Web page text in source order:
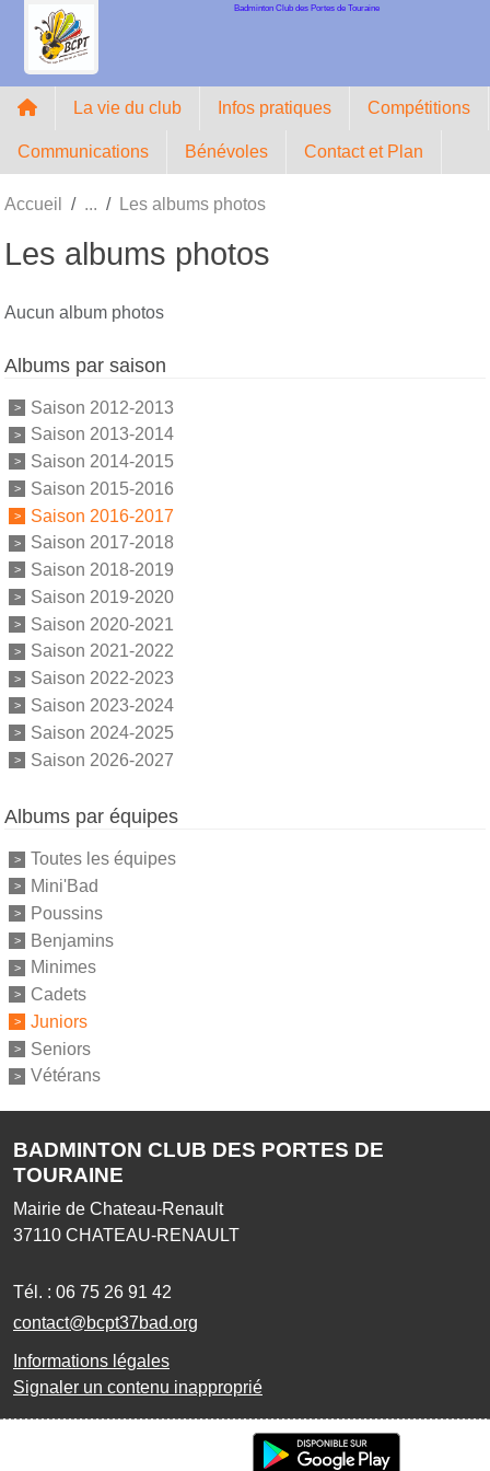
Badminton Club des Portes de Touraine
La vie du club Infos pratiques Compétitions
Communications Bénévoles Contact et Plan
Accueil Les albums photos
Les albums photos
Aucun album photos
Albums par saison
Saison 2012-2013
Saison 2013-2014
Saison 2014-2015
Saison 2015-2016
Saison 2016-2017
Saison 2017-2018
Saison 2018-2019
Saison 2019-2020
Saison 2020-2021
Saison 2021-2022
Saison 2022-2023
Saison 2023-2024
Saison 2024-2025
Saison 2026-2027
Albums par équipes
Toutes les équipes
Mini'Bad
Poussins
Benjamins
Minimes
Cadets
Juniors
Seniors
Vétérans
BADMINTON CLUB DES PORTES DE
TOURAINE
Mairie de Chateau-Renault
37110 CHATEAU-RENAULT
Tél. : 06 75 26 91 42
contact@bcpt37bad.org
Informations légales
Signaler un contenu inapproprié
Panneau de gestion des cookies